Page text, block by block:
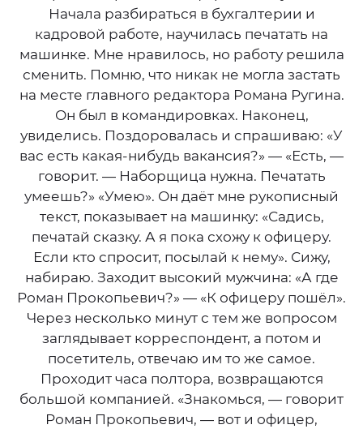
Начала разбираться в бухгалтерии и
кадровой работе, научилась печатать на
машинке. Мне нравилось, но работу решила
сменить. Помню, что никак не могла застать
на месте главного редактора Романа Ругина.
Он был в командировках. Наконец,
увиделись. Поздоровалась и спрашиваю: «У
вас есть какая-нибудь вакансия?» — «Есть, —
говорит. — Наборщица нужна. Печатать
умеешь?» «Умею». Он даёт мне рукописный
текст, показывает на машинку: «Садись,
печатай сказку. А я пока схожу к офицеру.
Если кто спросит, посылай к нему». Сижу,
набираю. Заходит высокий мужчина: «А где
Роман Прокопьевич?» — «К офицеру пошёл».
Через несколько минут с тем же вопросом
заглядывает корреспондент, а потом и
посетитель, отвечаю им то же самое.
Проходит часа полтора, возвращаются
большой компанией. «Знакомься, — говорит
Роман Прокопьевич, — вот и офицер,